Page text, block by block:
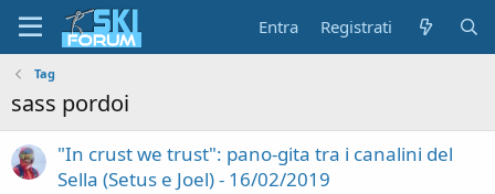
Entra Registrati
Tag
sass pordoi
"In crust we trust": pano-gita tra i canalini del
Sella (Setus e Joel) - 16/02/2019